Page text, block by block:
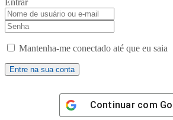
Mantenha-me conectado até que eu saia
Continuar com